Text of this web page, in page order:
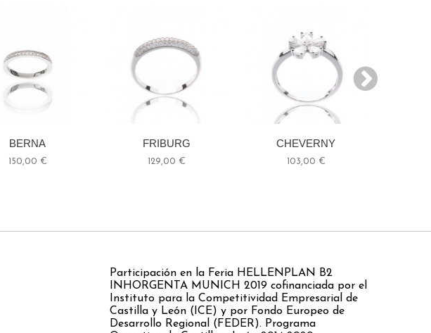
BERNA
150,00 €
FRIBURG
129,00 €
CHEVERNY
103,00 €
Participación en la Feria HELLENPLAN B2
INHORGENTA MUNICH 2019 cofinanciada por el
Instituto para la Competitividad Empresarial de
Castilla y León (ICE) y por Fondo Europeo de
Desarrollo Regional (FEDER). Programa